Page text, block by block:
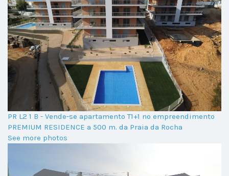
PR L2 1 B - Vende-se apartamento T1+1 no empreendimento
PREMIUM RESIDENCE a 500 m. da Praia da Rocha
See more photos